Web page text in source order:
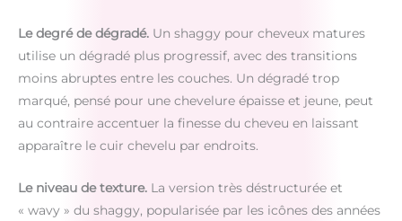
Le degré de dégradé. Un shaggy pour cheveux matures
utilise un dégradé plus progressif, avec des transitions
moins abruptes entre les couches. Un dégradé trop
marqué, pensé pour une chevelure épaisse et jeune, peut
au contraire accentuer la finesse du cheveu en laissant
apparaître le cuir chevelu par endroits.
Le niveau de texture. La version très déstructurée et
« wavy » du shaggy, popularisée par les icônes des années